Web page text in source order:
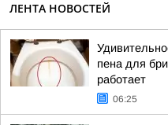
ЛЕНТА НОВОСТЕЙ
пена для
работает
06:25